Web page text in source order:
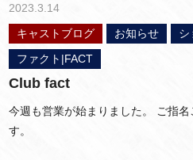
2023.3.14
キャストブログ
お知らせ
シ
ファクト|FACT
Club fact
今週も営業が始まりました。 ご指
す。